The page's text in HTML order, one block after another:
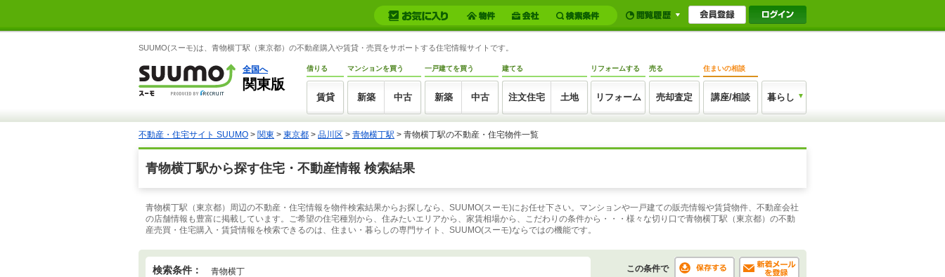
SUUMO(スーモ)は、青物横丁駅（東京都）の不動産購入や賃貸・売買をサポートする住宅情報サイトです。
全国へ
関東版
借りる
賃貸
マンションを買う
新築 中古
一戸建てを買う
新築 中古
建てる
注文住宅 土地
リフォームする
リフォーム
売る
売却査定
住まいの相談
講座/相談 暮らし
不動産・住宅サイト SUUMO > 関東 > 東京都 > 品川区 > 青物横丁駅 > 青物横丁駅の不動産・住宅物件一覧
青物横丁駅から探す住宅・不動産情報 検索結果
青物横丁駅（東京都）周辺の不動産・住宅情報を物件検索結果からお探しなら、SUUMO(スーモ)にお任せ下さい。マンションや一戸建ての販売情報や賃貸物件、不動産会社
の店舗情報も豊富に掲載しています。ご希望の住宅種別から、住みたいエリアから、家賃相場から、こだわりの条件から・・・様々な切り口で青物横丁駅（東京都）の不動
産売買・住宅購入・賃貸情報を検索できるのは、住まい・暮らしの専門サイト、SUUMO(スーモ)ならではの機能です。
検索条件： 青物横丁 この条件で